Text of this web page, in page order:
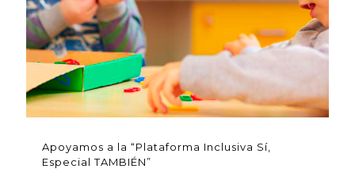
Apoyamos a la “Plataforma Inclusiva Sí,
Especial TAMBIÉN”